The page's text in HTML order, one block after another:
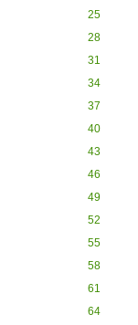
25
28
31
34
37
40
43
46
49
52
55
58
61
64